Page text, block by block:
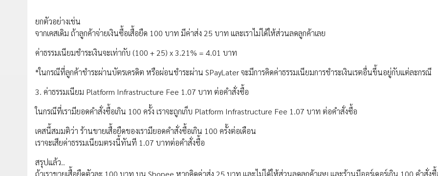
ยกตัวอย่างเช่น
จากเคสเดิม ถ้าลูกค้าจ่ายเงินซื้อเสื้อยืด 100 บาท มีค่าส่ง 25 บาท และเราไม่ได้ให้ส่วนลดลูกค้าเลย
ค่าธรรมเนียมชำระเงินจะเท่ากับ (100 + 25) x 3.21% = 4.01 บาท
*ในกรณีที่ลูกค้าชำระผ่านบัตรเครดิต หรือผ่อนชำระผ่าน SPayLater จะมีการคิดค่าธรรมเนียมการชำระเงินเรตอื่นขึ้นอยู่กับแต่ละกรณี
3. ค่าธรรมเนียม Platform Infrastructure Fee 1.07 บาท ต่อคำสั่งซื้อ
ในกรณีที่เรามียอดคำสั่งซื้อเกิน 100 ครั้ง เราจะถูกเก็บ Platform Infrastructure Fee 1.07 บาท ต่อคำสั่งซื้อ
เคสนี้สมมติว่า ร้านขายเสื้อยืดของเรามียอดคำสั่งซื้อเกิน 100 ครั้งต่อเดือน
เราจะเสียค่าธรรมเนียมตรงนี้ทันที 1.07 บาทต่อคำสั่งซื้อ
สรุปแล้ว..
ถ้าเราขายเสื้อยืดตัวละ 100 บาท บน Shopee หากคิดค่าส่ง 25 บาท และไม่ได้ให้ส่วนลดลูกค้าเลย และร้านมีออร์เดอร์เกิน 100 คำสั่ง